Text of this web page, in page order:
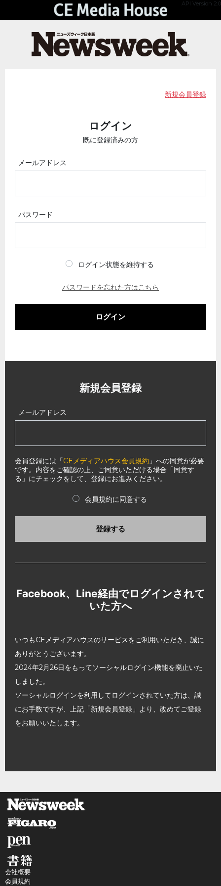
API Version 2.0
新規会員登録
ログイン
既に登録済みの方
メールアドレス
パスワード
ログイン状態を維持する
パスワードを忘れた方はこちら
ログイン
新規会員登録
メールアドレス
会員登録には「CEメディアハウス会員規約 」への同意が必要
です。内容をご確認の上、ご同意いただける場合「同意す
る」にチェックをして、登録にお進みください。
会員規約に同意する
登録する
Facebook、Line経由でログインされて
いた方へ
いつもCEメディアハウスのサービスをご利用いただき、誠に
ありがとうございます。
2024年2月26日をもってソーシャルログイン機能を廃止いた
しました。
ソーシャルログインを利用してログインされていた方は、誠
にお手数ですが、上記「新規会員登録」より、改めてご登録
をお願いいたします。
会社概要
会員規約